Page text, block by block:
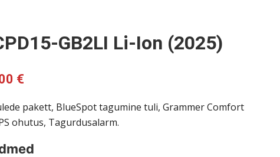
GB2LI Li-Ion (2025)
€
pakett, BlueSpot tagumine tuli, Grammer Comfort
ohutus, Tagurdusalarm.